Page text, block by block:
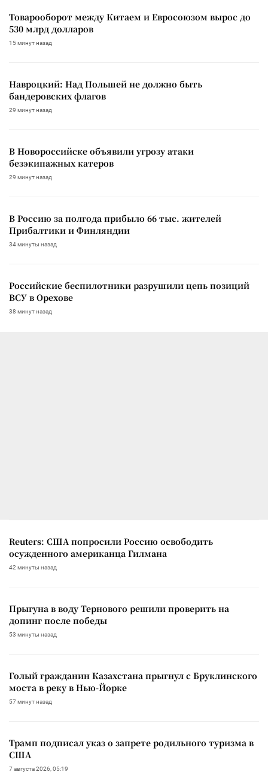
Товарооборот между Китаем и Евросоюзом вырос до
530 млрд долларов
15 минут назад
Навроцкий: Над Польшей не должно быть
бандеровских флагов
29 минут назад
В Новороссийске объявили угрозу атаки
безэкипажных катеров
29 минут назад
В Россию за полгода прибыло 66 тыс. жителей
Прибалтики и Финляндии
34 минуты назад
Российские беспилотники разрушили цепь позиций
ВСУ в Орехове
38 минут назад
Reuters: США попросили Россию освободить
осужденного американца Гилмана
42 минуты назад
Прыгуна в воду Тернового решили проверить на
допинг после победы
53 минуты назад
Голый гражданин Казахстана прыгнул с Бруклинского
моста в реку в Нью-Йорке
57 минут назад
Трамп подписал указ о запрете родильного туризма в
США
7 августа 2026, 05:19